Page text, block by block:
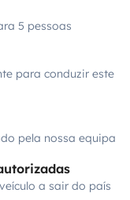
5 pessoas
para conduzir este
pela nossa equipa
a sair do país